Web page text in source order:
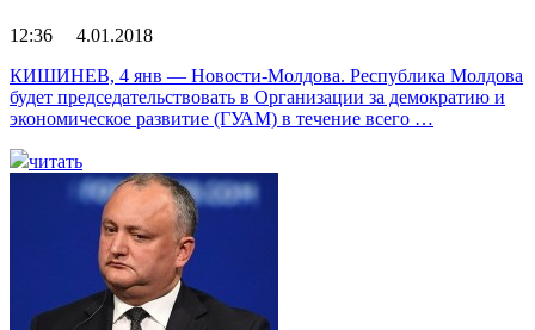
12:36 4.01.2018
КИШИНЕВ, 4 янв — Новости-Молдова. Республика Молдова
будет председательствовать в Организации за демократию и
экономическое развитие (ГУАМ) в течение всего …
читать